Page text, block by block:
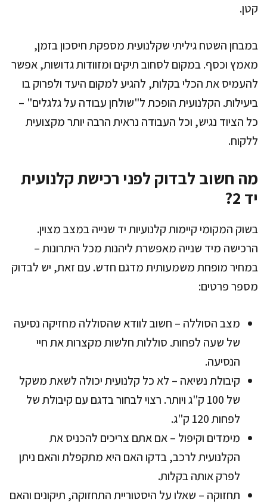
קטן.
במבחן השטח גיליתי שקלנועית מספקת חיסכון בזמן,
מאמץ וכסף. במקום לסחוב תיקים ומזוודות גדושות, אפשר
להעמיס את הכלי בקלות, להגיע למקום היעד ולפרוק בו
ביעילות. הקלנועית הופכת ל"שולחן עבודה על גלגלים" –
כל הציוד נגיש, וכל העבודה נראית הרבה יותר מקצועית
ללקוח.
מה חשוב לבדוק לפני רכישת קלנועית
יד 2?
בשוק המקומי קיימות קלנועיות יד שנייה במצב מצוין.
הרכישה מיד שנייה מאפשרת ליהנות מכל היתרונות –
במחיר מופחת משמעותית מדגם חדש. עם זאת, יש לבדוק
מספר פרטים:
מצב הסוללה – חשוב לוודא שהסוללה מחזיקה נסיעה
של שעה לפחות. סוללות חלשות מקצרות את חיי
הנסיעה.
קיבולת נשיאה – לא כל קלנועית יכולה לשאת משקל
של 100 ק"ג ויותר. רצוי לבחור בדגם עם קיבולת של
לפחות 120 ק"ג.
מימדים וקיפול – אם אתם צריכים להכניס את
הקלנועית לרכב, בדקו האם היא מתקפלת והאם ניתן
לפרק אותה בקלות.
תחזוקה – שאלו על היסטוריית התחזוקה, תיקונים והאם